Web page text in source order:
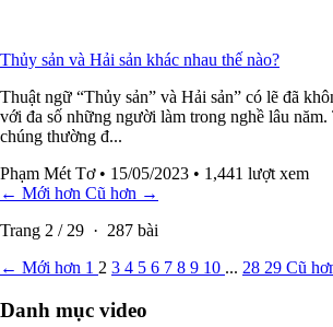
Thủy sản và Hải sản khác nhau thế nào?
Thuật ngữ “Thủy sản” và Hải sản” có lẽ đã
với đa số những người làm trong nghề lâu
chúng thường đ...
Phạm Mét Tơ • 15/05/2023 • 1,441 lượt xem
← Mới hơn Cũ hơn →
Trang 2 / 29 · 287 bài
← Mới hơn 1 2 3 4 5 6 7 8 9 10 ... 28 29 Cũ
Danh mục video